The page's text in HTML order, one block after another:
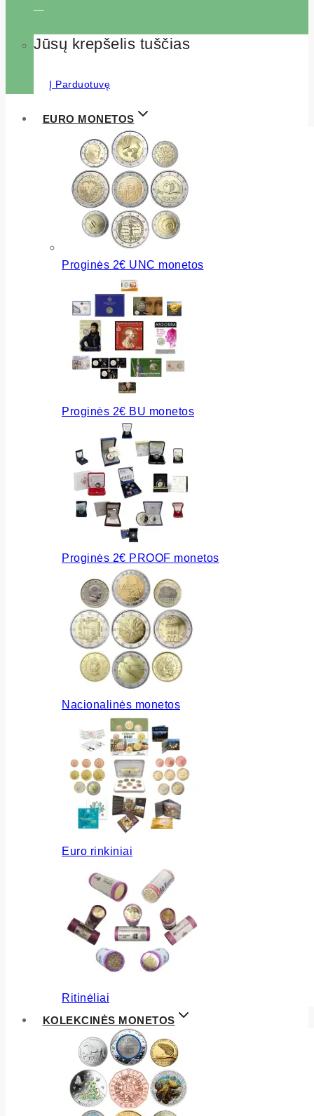
Jūsų krepšelis tuščias
Į Parduotuvę
EURO MONETOS
Proginės 2€ UNC monetos
Proginės 2€ BU monetos
Proginės 2€ PROOF monetos
Nacionalinės monetos
Euro rinkiniai
Ritinėliai
KOLEKCINĖS MONETOS